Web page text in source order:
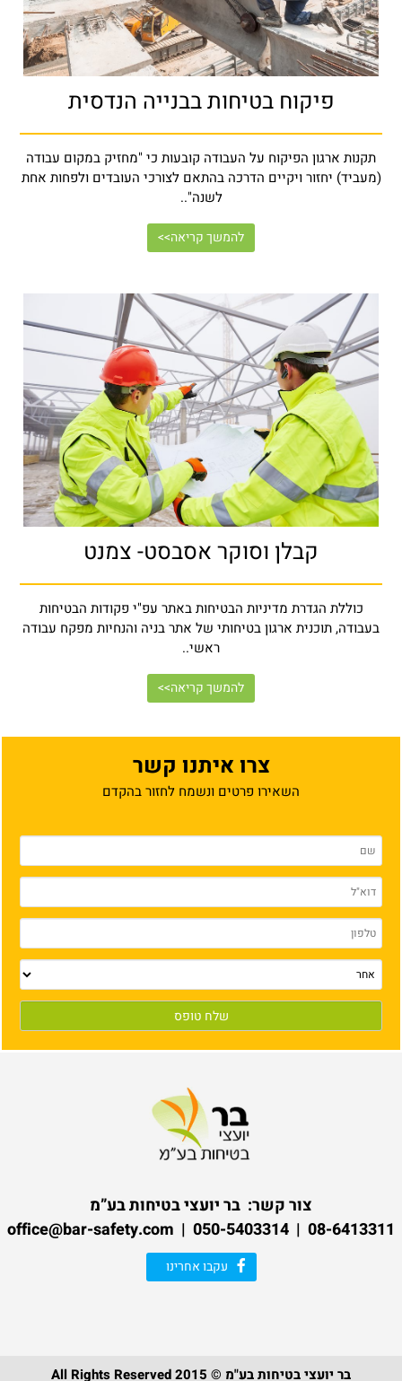
פיקוח בטיחות בבנייה הנדסית
תקנות ארגון הפיקוח על העבודה קובעות כי "מחזיק במקום עבודה
(מעביד) יחזור ויקיים הדרכה בהתאם לצורכי העובדים ולפחות אחת
לשנה"..
להמשך קריאה>>
קבלן וסוקר אסבסט- צמנט
כוללת הגדרת מדיניות הבטיחות באתר עפ"י פקודות הבטיחות
בעבודה, תוכנית ארגון בטיחותי של אתר בניה והנחיות מפקח עבודה
ראשי..
להמשך קריאה>>
צרו איתנו קשר
השאירו פרטים ונשמח לחזור בהקדם
צור קשר: בר יועצי בטיחות בע”מ
08-6413311 | 050-5403314 | office@bar-safety.com
עקבו אחרינו
בר יועצי בטיחות בע"מ © 2015 All Rights Reserved